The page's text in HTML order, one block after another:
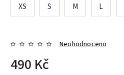
XS S M L
Neohodnoceno
490 Kč